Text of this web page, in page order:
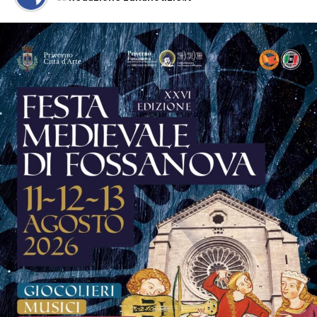
tra l’essere grembo e arciere”
Zanchetta, che dialogherà con l’avvocato Adele Morelli,
moderatrice dell’incontro. Un’occasione di confronto e
riflessione che arricchisce ulteriormente il programma
della manifestazione.
La musica continuerà poi ad essere protagonista sui tre
palchi della festa.